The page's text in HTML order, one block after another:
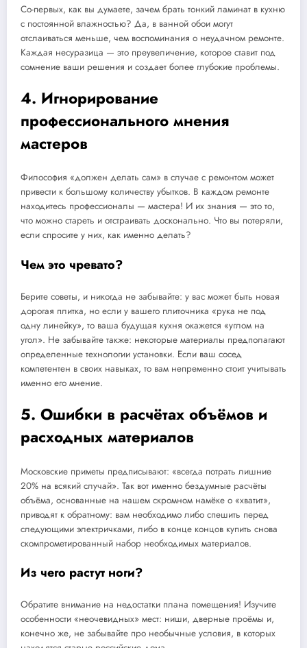
Со-первых, как вы думаете, зачем брать тонкий ламинат в кухню
с постоянной влажностью? Да, в ванной обои могут
отслаиваться меньше, чем воспоминания о неудачном ремонте.
Каждая несуразица — это преувеличение, которое ставит под
сомнение ваши решения и создает более глубокие проблемы.
4. Игнорирование
профессионального мнения
мастеров
Философия «должен делать сам» в случае с ремонтом может
привести к большому количеству убытков. В каждом ремонте
находитесь профессионалы — мастера! И их знания — это то,
что можно стареть и отстраивать досконально. Что вы потеряли,
если спросите у них, как именно делать?
Чем это чревато?
Берите советы, и никогда не забывайте: у вас может быть новая
дорогая плитка, но если у вашего плиточника «рука не под
одну линейку», то ваша будущая кухня окажется «углом на
угол». Не забывайте также: некоторые материалы предполагают
определенные технологии установки. Если ваш сосед
компетентен в своих навыках, то вам непременно стоит учитывать
именно его мнение.
5. Ошибки в расчётах объёмов и
расходных материалов
Московские приметы предписывают: «всегда потрать лишние
20% на всякий случай». Так вот именно бездумные расчёты
объёма, основанные на нашем скромном намёке о «хватит»,
приводят к обратному: вам необходимо либо спешить перед
следующими электричками, либо в конце концов купить снова
скомпрометированный набор необходимых материалов.
Из чего растут ноги?
Обратите внимание на недостатки плана помещения! Изучите
особенности «неочевидных» мест: ниши, дверные проёмы и,
конечно же, не забывайте про необычные условия, в которых